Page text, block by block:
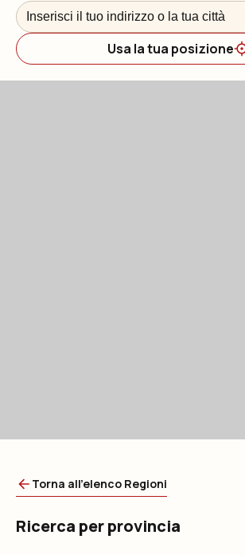
Usa la tua posizione
Torna all'elenco Regioni
Ricerca per provincia